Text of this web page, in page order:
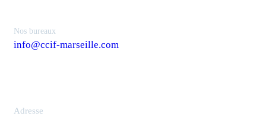
Nos bureaux
info@ccif-marseille.com
Adresse